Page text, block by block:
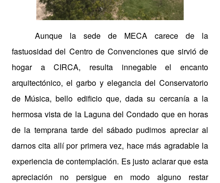
Aunque la sede de MECA carece de la
fastuosidad del Centro de Convenciones que sirvió de
hogar a CIRCA, resulta innegable el encanto
arquitectónico, el garbo y elegancia del Conservatorio
de Música, bello edificio que, dada su cercanía a la
hermosa vista de la Laguna del Condado que en horas
de la temprana tarde del sábado pudimos apreciar al
darnos cita allí por primera vez, hace más agradable la
experiencia de contemplación. Es justo aclarar que esta
apreciación no persigue en modo alguno restar